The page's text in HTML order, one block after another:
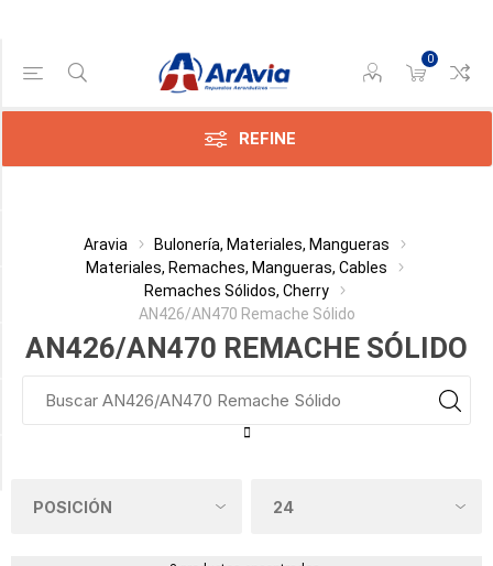
0
REFINE
Aravia
Bulonería, Materiales, Mangueras
Materiales, Remaches, Mangueras, Cables
Remaches Sólidos, Cherry
AN426/AN470 Remache Sólido
AN426/AN470 REMACHE SÓLIDO
Gama de precios
Min:$9.00
Categoría
Diámetro
Largo Total